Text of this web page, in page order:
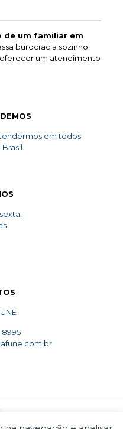
de um familiar em
burocracia sozinho.
um atendimento
em todos